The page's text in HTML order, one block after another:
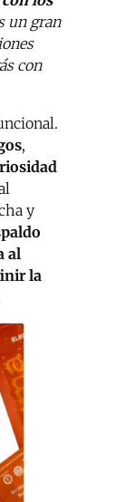
un gran
con
,
y
al
la